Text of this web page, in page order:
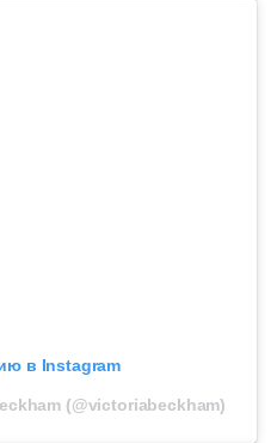
в Instagram
(@victoriabeckham)